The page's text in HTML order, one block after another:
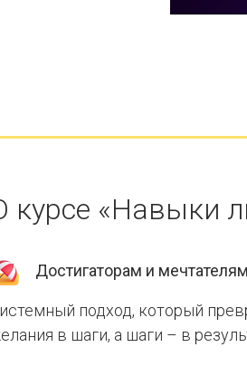
курсе «Навыки
Достигаторам и мечтателям
подход, который
в шаги, а шаги – в